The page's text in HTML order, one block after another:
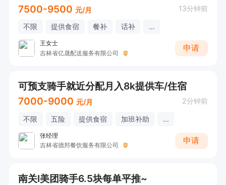
7500-9500 元/月 13分钟前
不限 提供食宿 餐补 话补 ...
王女士
吉林省亿晟配送服务有限公司
申请
可预支骑手就近分配月入8k提供车/住宿
7000-9000 元/月 2分钟前
不限 五险 提供食宿 加班补助 ...
张经理
吉林省德邦餐饮服务有限公司
申请
南关I美团骑手6.5块每单平推~